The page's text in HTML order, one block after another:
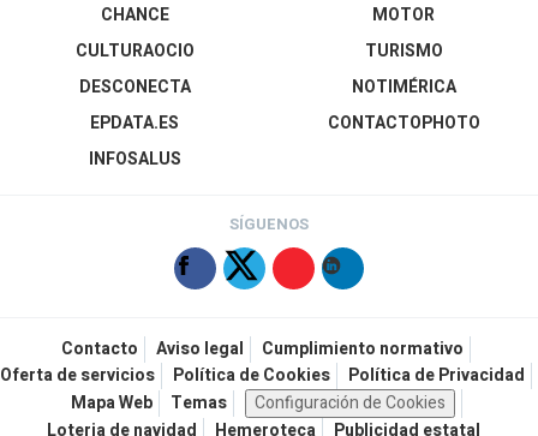
CHANCE
CULTURAOCIO
DESCONECTA
EPDATA.ES
INFOSALUS
MOTOR
TURISMO
NOTIMÉRICA
CONTACTOPHOTO
SÍGUENOS
Contacto Aviso legal
Cumplimiento normativo
Oferta de servicios
Política de Cookies
Política de Privacidad
Mapa Web
Temas
Configuración de Cookies
Loteria de navidad
Hemeroteca Publicidad estatal